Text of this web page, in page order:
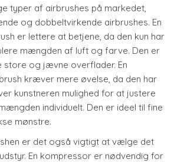
typer af airbrushes på markedet,
og dobbeltvirkende airbrushes. En
er lettere at betjene, da den kun har
mængden af luft og farve. Den er
store og jævne overflader. En
kræver mere øvelse, da den har
kunstneren mulighed for at justere
individuelt. Den er ideel til fine
mønstre.
er det også vigtigt at vælge det
En kompressor er nødvendig for